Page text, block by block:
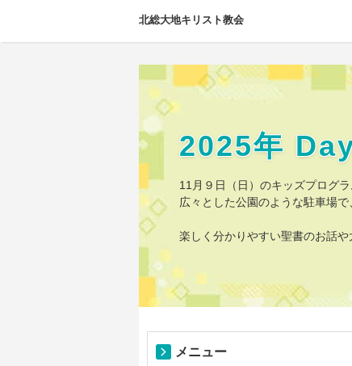
北総大地キリスト教会
2025年
11月９日（日）のキッズプログ
広々とした公園のような駐車場
楽しく分かりやすい聖書のお話や
メニュー